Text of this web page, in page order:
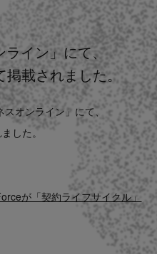
ライン」にて、
掲載されました。
オンライン」にて、
した。
が「契約ライフサイクル」